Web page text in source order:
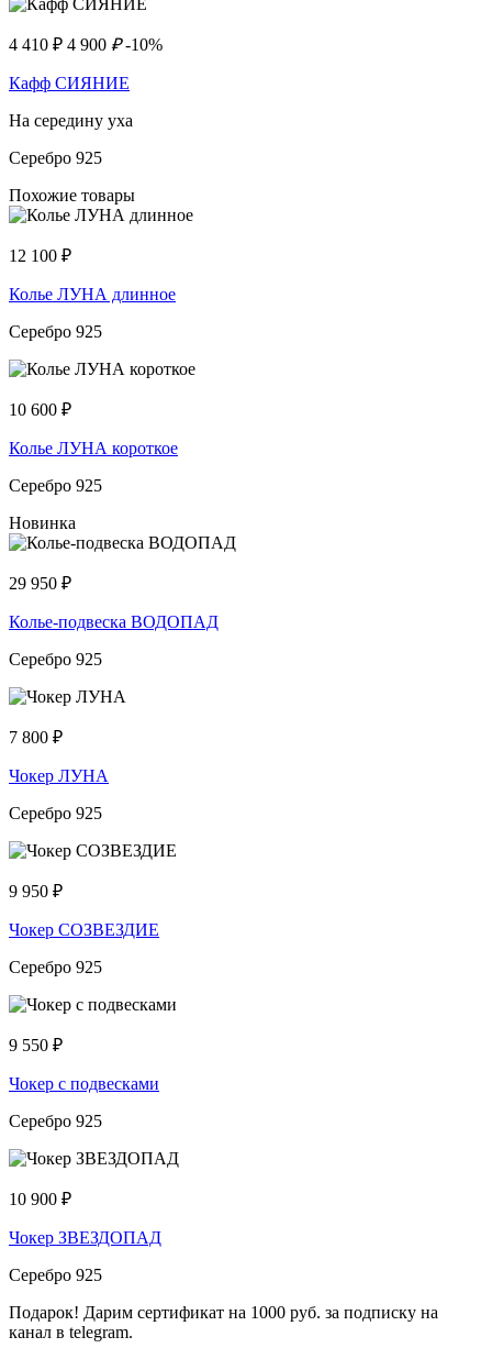
4 410 ₽ 4 900 ₽ -10%
Кафф СИЯНИЕ
На середину уха
Серебро 925
Похожие товары
12 100 ₽
Колье ЛУНА длинное
Серебро 925
10 600 ₽
Колье ЛУНА короткое
Серебро 925
Новинка
29 950 ₽
Колье-подвеска ВОДОПАД
Серебро 925
7 800 ₽
Чокер ЛУНА
Серебро 925
9 950 ₽
Чокер СОЗВЕЗДИЕ
Серебро 925
9 550 ₽
Чокер с подвесками
Серебро 925
10 900 ₽
Чокер ЗВЕЗДОПАД
Серебро 925
Подарок! Дарим сертификат на 1000 руб. за подписку на
канал в telegram.